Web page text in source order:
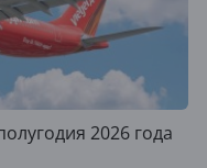
2026 года